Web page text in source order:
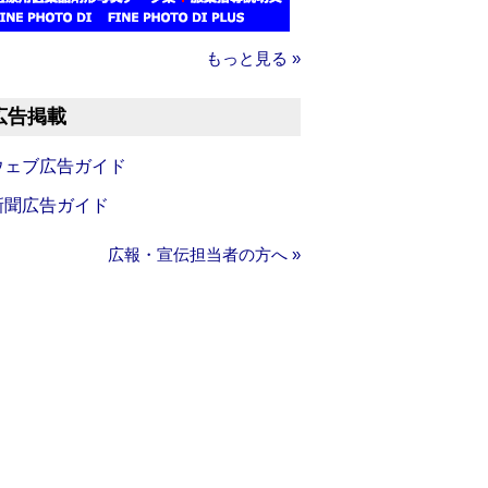
もっと見る »
告掲載
ェブ広告ガイド
聞広告ガイド
広報・宣伝担当者の方へ »